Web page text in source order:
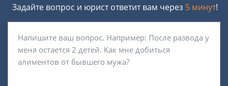
Задайте вопрос и юрист ответит вам через 5 минут!